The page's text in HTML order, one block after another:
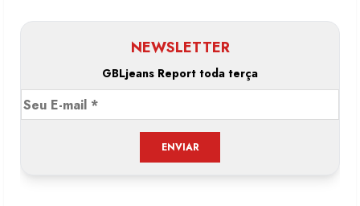
NEWSLETTER
GBLjeans Report toda terça